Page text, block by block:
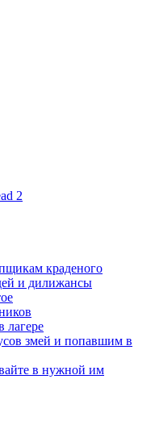
2
краденого
и дилижансы
лагере
змей и попавшим в
в нужной им